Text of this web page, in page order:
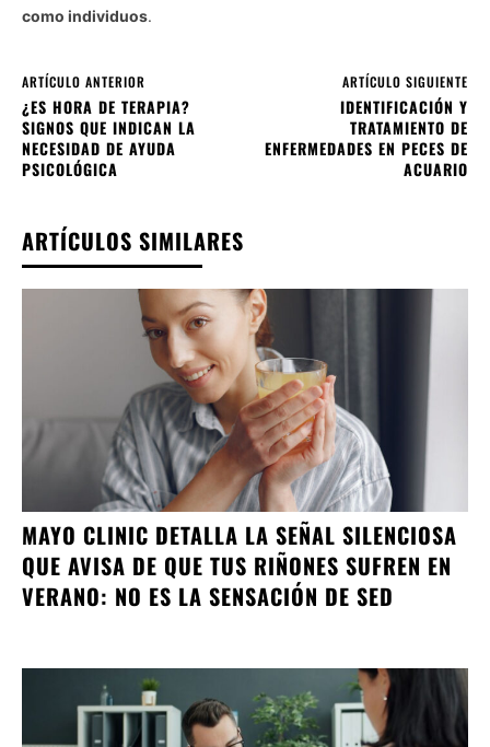
como individuos.
ARTÍCULO ANTERIOR
¿ES HORA DE TERAPIA?
SIGNOS QUE INDICAN LA
NECESIDAD DE AYUDA
PSICOLÓGICA
ARTÍCULO SIGUIENTE
IDENTIFICACIÓN Y
TRATAMIENTO DE
ENFERMEDADES EN PECES DE
ACUARIO
ARTÍCULOS SIMILARES
MAYO CLINIC DETALLA LA SEÑAL SILENCIOSA
QUE AVISA DE QUE TUS RIÑONES SUFREN EN
VERANO: NO ES LA SENSACIÓN DE SED